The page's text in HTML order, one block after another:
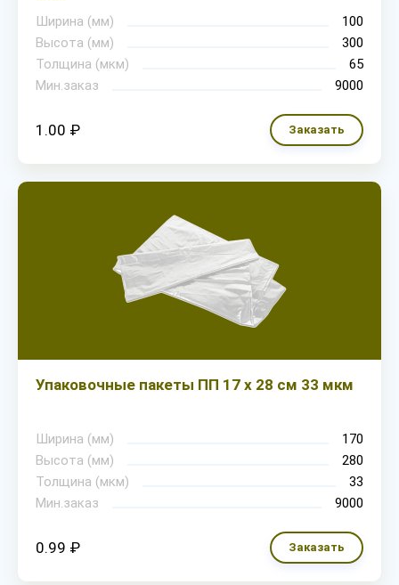
Ширина (мм)
100
Высота (мм)
300
Толщина (мкм)
65
Мин.заказ
9000
1.00 ₽ Заказать
Упаковочные пакеты ПП 17 х 28 см 33 мкм
Ширина (мм)
170
Высота (мм)
280
Толщина (мкм)
33
Мин.заказ
9000
0.99 ₽ Заказать